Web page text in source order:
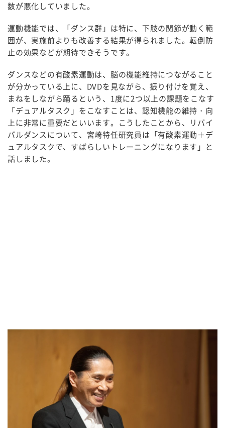
数が悪化していました。
運動機能では、「ダンス群」は特に、下肢の関節が動く範
囲が、実施前よりも改善する結果が得られました。転倒防
止の効果などが期待できそうです。
ダンスなどの有酸素運動は、脳の機能維持につながること
が分かっている上に、DVDを見ながら、振り付けを覚え、
まねをしながら踊るという、1度に2つ以上の課題をこなす
「デュアルタスク」をこなすことは、認知機能の維持・向
上に非常に重要だといいます。こうしたことから、リバイ
バルダンスについて、宮崎特任研究員は「有酸素運動＋デ
ュアルタスクで、すばらしいトレーニングになります」と
話しました。